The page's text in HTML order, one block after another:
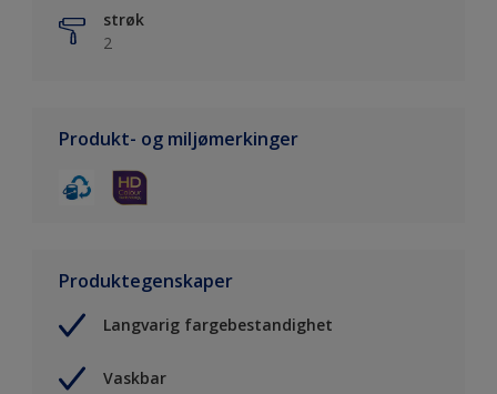
strøk
2
Produkt- og miljømerkinger
Produktegenskaper
Langvarig fargebestandighet
Vaskbar